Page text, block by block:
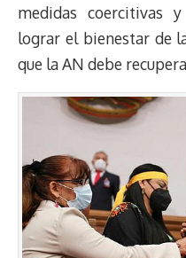
medidas coercitivas
lograr el bienestar de
que la AN debe